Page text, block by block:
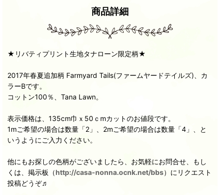
商品詳細
★リバティプリント生地タナローン限定柄★
2017年春夏追加柄 Farmyard Tails(ファームヤードテイルズ)、カ
ラーBです。
コットン100％、Tana Lawn。
表示価格は、135cm巾ｘ50ｃmカットのお値段です。
1mご希望の場合は数量「2」、2mご希望の場合は数量「4」、と
いうようにご入力ください。
他にもお探しの色柄がございましたら、お気軽にお問合せ、もし
くは、掲示板（http://casa-nonna.ocnk.net/bbs）にリクエスト
投稿どうぞ♬